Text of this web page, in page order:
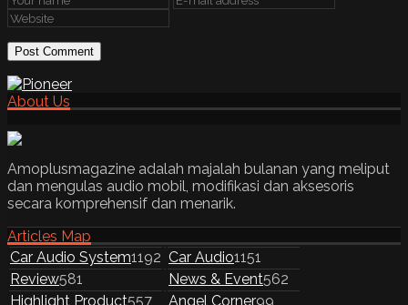
About Us
Amoplusmagazine adalah majalah bulanan yang meliput
dan mengulas audio mobil, modifikasi dan aksesoris
secara komprehensif dan menarik.
Articles Map
Car Audio System1192 Car Audio1151
Review581 News & Event562
Highlight Product557 Angel Corner99